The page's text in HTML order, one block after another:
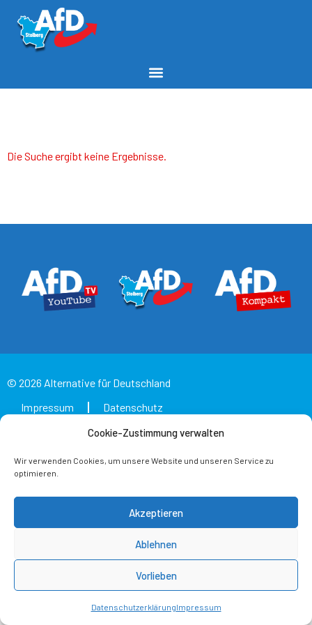
Cookie-Zustimmung verwalten
Wir verwenden Cookies, um unsere Website und unseren Service zu
optimieren.
Akzeptieren
Ablehnen
Vorlieben
DatenschutzerklärungImpressum
Die Suche ergibt keine Ergebnisse.
© 2026 Alternative für Deutschland
Impressum
Datenschutz